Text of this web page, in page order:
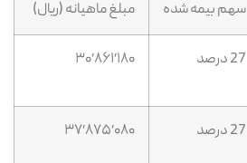
سهم بیمه شده مبلغ ماهیانه (ریال)
27 درصد ۳۰٬۸۶۱٬۱۸۰
27 درصد ۳۷٬۸۷۵٬۰۸۰